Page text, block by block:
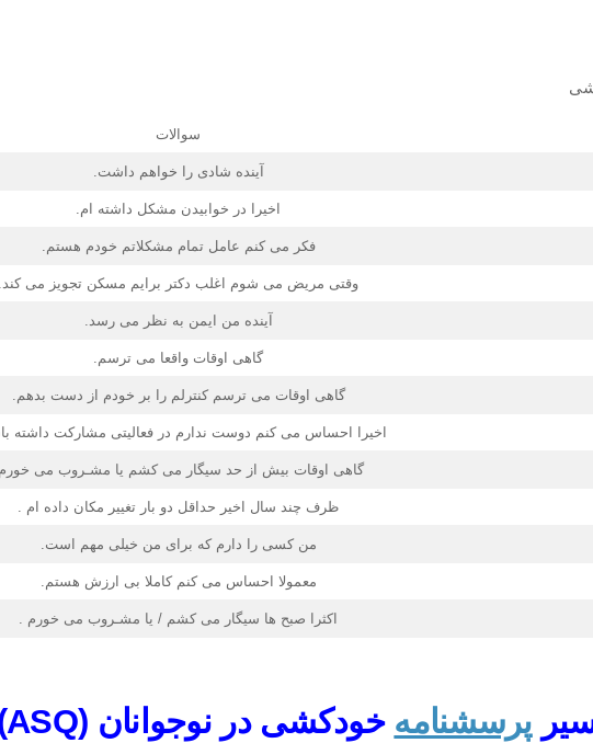
سوالات
آینده شادی را خواهم داشت.
اخیرا در خوابیدن مشکل داشته ام.
فکر می کنم عامل تمام مشکلاتم خودم هستم.
وقتی مریض می شوم اغلب دکتر برایم مسکن تجویز می کند.
آینده من ایمن به نظر می رسد.
گاهی اوقات واقعا می ترسم.
گاهی اوقات می ترسم کنترلم را بر خودم از دست بدهم.
اخیرا احساس می کنم دوست ندارم در فعالیتی مشارکت داشته
گاهی اوقات بیش از حد سیگار می کشم یا مشـروب می
ظرف چند سال اخیر حداقل دو بار تغییر مکان داده ام .
من کسی را دارم که برای من خیلی مهم است.
معمولا احساس می کنم کاملا بی ارزش هستم.
اکثرا صبح ها سیگار می کشم / یا مشـروب می خورم .
پرسشنامه خودکشی در نوجوانان (ASQ)